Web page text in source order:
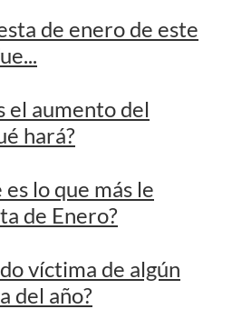
de enero de este
el aumento del
hará?
lo que más le
de Enero?
víctima de algún
del año?